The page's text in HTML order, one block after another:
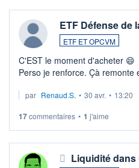
ETF Défense de
ETF ET OPCVM
C'EST le moment d'acheter 😄​
Perso je renforce. Çà remonte
Investissement long terme tip
par Renaud.S. • 30 avr. • 13:20
17commentaires • 1 j'aime
Liquidité dans